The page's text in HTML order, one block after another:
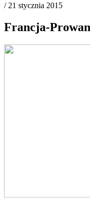
/ 21 stycznia 2015
Francja-